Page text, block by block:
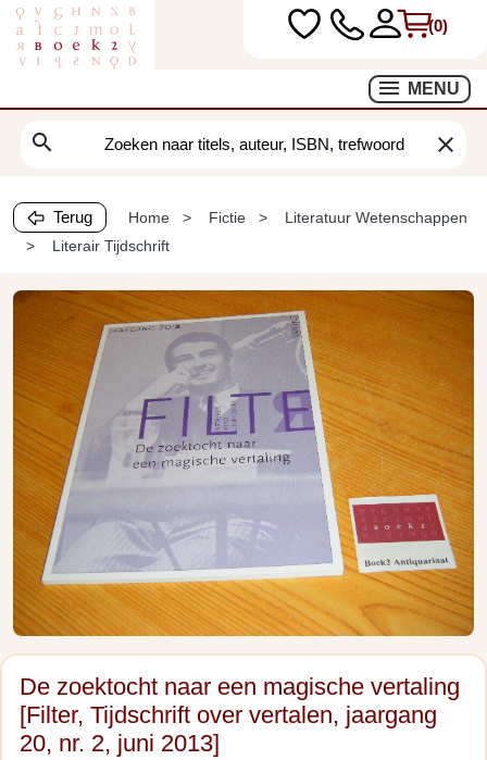
(0)
MENU
search clear
Terug Home Fictie
Literatuur Wetenschappen
Literair Tijdschrift
De zoektocht naar een magische vertaling
[Filter, Tijdschrift over vertalen, jaargang
20, nr. 2, juni 2013]